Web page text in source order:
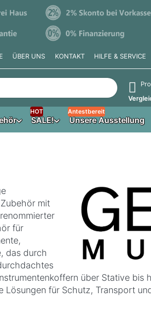
ÜBER UNS KONTAKT HILFE & SERVICE
Ergebnisse. Drücken Sie die
SALE!
HOT
Unsere Ausstellung
Antestbereit
mit
für
das durch
über Stative bis
Lösungen für Schutz, Transport